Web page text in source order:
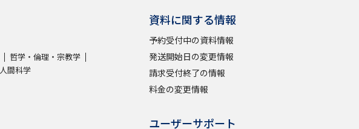
哲学・倫理・宗教学
人間科学
資料に関する情報
予約受付中の資料情報
発送開始日の変更情報
請求受付終了の情報
料金の変更情報
ユーザーサポート